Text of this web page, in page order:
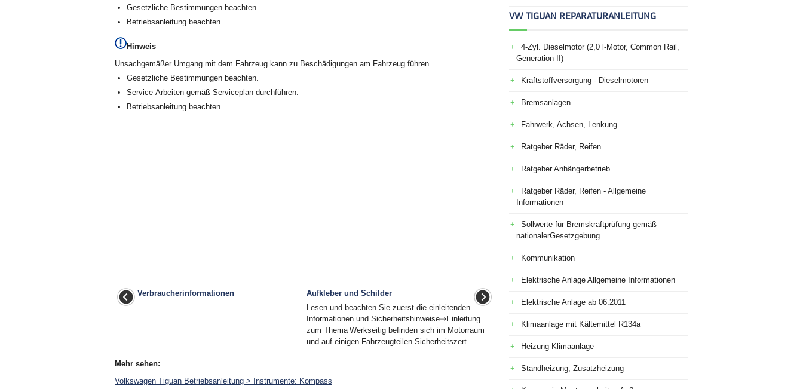
Gesetzliche Bestimmungen beachten.
Betriebsanleitung beachten.
Hinweis
Unsachgemäßer Umgang mit dem Fahrzeug kann zu Beschädigungen am Fahrzeug führen.
Gesetzliche Bestimmungen beachten.
Service-Arbeiten gemäß Serviceplan durchführen.
Betriebsanleitung beachten.
Verbraucherinformationen
...
Aufkleber und Schilder
Lesen und beachten Sie zuerst die einleitenden
Informationen und Sicherheitshinweise⇒Einleitung
zum Thema Werkseitig befinden sich im Motorraum
und auf einigen Fahrzeugteilen Sicherheitszert ...
Mehr sehen:
Volkswagen Tiguan Betriebsanleitung > Instrumente: Kompass
VW TIGUAN REPARATURANLEITUNG
4-Zyl. Dieselmotor (2,0 l-Motor, Common Rail,
Generation II)
Kraftstoffversorgung - Dieselmotoren
Bremsanlagen
Fahrwerk, Achsen, Lenkung
Ratgeber Räder, Reifen
Ratgeber Anhängerbetrieb
Ratgeber Räder, Reifen - Allgemeine
Informationen
Sollwerte für Bremskraftprüfung gemäß
nationalerGesetzgebung
Kommunikation
Elektrische Anlage Allgemeine Informationen
Elektrische Anlage ab 06.2011
Klimaanlage mit Kältemittel R134a
Heizung Klimaanlage
Standheizung, Zusatzheizung